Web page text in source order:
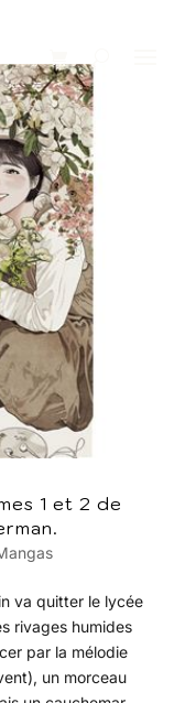
1 et 2 de
va quitter le lycée
rivages humides
par la mélodie
un morceau